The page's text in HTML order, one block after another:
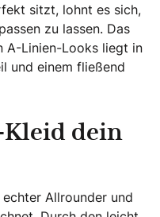
sitzt, lohnt es sich,
zu lassen. Das
A-Linien-Looks liegt in
und einem fließend
Kleid dein
Allrounder und